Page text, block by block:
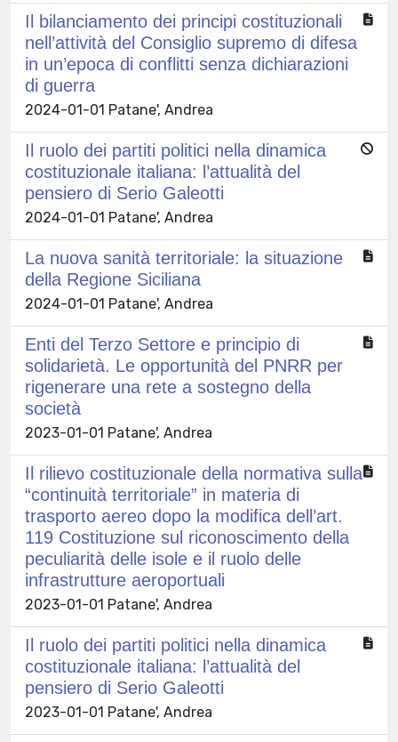
Il bilanciamento dei principi costituzionali
nell’attività del Consiglio supremo di difesa
in un’epoca di conflitti senza dichiarazioni
di guerra
2024-01-01 Patane', Andrea
Il ruolo dei partiti politici nella dinamica
costituzionale italiana: l’attualità del
pensiero di Serio Galeotti
2024-01-01 Patane', Andrea
La nuova sanità territoriale: la situazione
della Regione Siciliana
2024-01-01 Patane', Andrea
Enti del Terzo Settore e principio di
solidarietà. Le opportunità del PNRR per
rigenerare una rete a sostegno della
società
2023-01-01 Patane', Andrea
Il rilievo costituzionale della normativa sulla
“continuità territoriale” in materia di
trasporto aereo dopo la modifica dell’art.
119 Costituzione sul riconoscimento della
peculiarità delle isole e il ruolo delle
infrastrutture aeroportuali
2023-01-01 Patane', Andrea
Il ruolo dei partiti politici nella dinamica
costituzionale italiana: l’attualità del
pensiero di Serio Galeotti
2023-01-01 Patane', Andrea